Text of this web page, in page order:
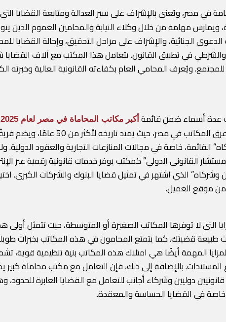
في مصر، ويُعنى بالإشراف على سير العدالة ومتابعة القضايا
ويمارس مهامه من خلال وكلاء النيابة والمحامين العموم الذين
الجنائية، والإشراف على مراحل التحقيق، وإحالة القضايا
في تطبيق القانون. يتعامل هذا المكتب مع آلاف القضايا
ويُعرف المحامي العام بكفاءته القانونية العالية وخبرته
عدة أسماء ضمن قائمة أكبر مكاتب المحاماة في مصر لعام 2025
من بين هذه المكاتب يأتي “مكتب
القانوني الدولي” كمكتب يوفر خدمات قانونية رقمية عبر
الذي اشتهر في تمثيل قضايا البنوك والشركات الكبرى.
موقع العميل.
لا توفرها المكاتب الصغيرة أو المتوسطة، حيث تتمثل أولى
قضيتك. كما يتمتع المحامون في هذه المكاتب بخبرات طويلة
المهمة أيضًا هي امتلاك هذه المكاتب بنية تنظيمية قوية،
المستندات. بالإضافة إلى ذلك، فإن التعامل مع مكتب محاماة
دوليين وشركاء أجانب للتعامل مع القضايا العابرة للحدود،
خاصة في القضايا الحساسة والمعقدة.